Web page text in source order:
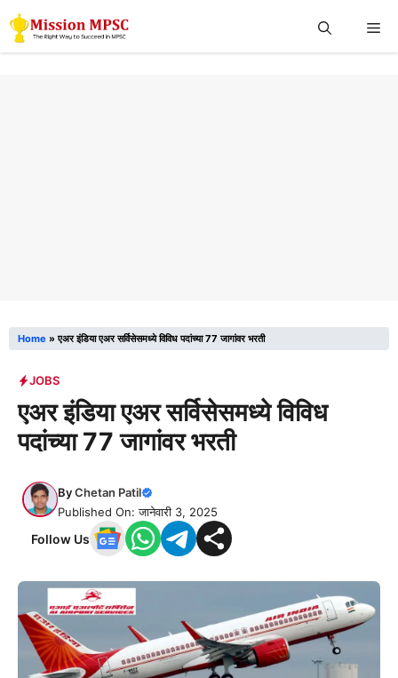
Skip
to
Home »एअर इंडिया एअर सर्विसेसमध्ये विविध पदांच्या 77 जागांवर भरती
JOBS
एअर इंडिया एअर सर्विसेसमध्ये विविध
पदांच्या 77 जागांवर भरती
ByChetan Patil
Published On: जानेवारी 3, 2025
Follow Us